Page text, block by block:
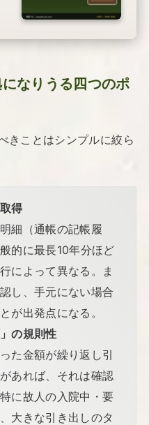
なりうる四つのポ
きことはシンプルに絞ら
得
細（通帳の記帳履
的に最長10年分ほど
によって異なる。ま
し、手元にない場合
が出発点になる。
の規則性
た金額が繰り返し引
あれば、それは確認
に故人の入院中・要
大きな引き出しのタ